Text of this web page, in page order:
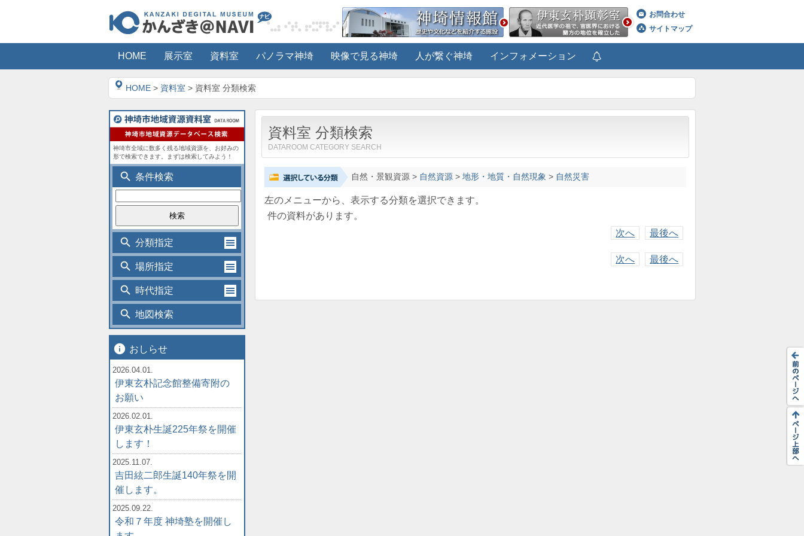
お問合わせ
サイトマップ
HOME 展示室 資料室 パノラマ神埼 映像で見る神埼 人が繋ぐ神埼 インフォメーション
HOME > 資料室 > 資料室 分類検索
資料室 分類検索
DATAROOM CATEGORY SEARCH
自然・景観資源> 自然資源> 地形・地質・自然現象 > 自然災害
左のメニューから、表示する分類を選択できます。
件の資料があります。
次へ
最後へ
次へ 最後へ
神埼市全域に数多く残る地域資源を、お好みの
形で検索できます。まずは検索してみよう！
search 条件検索
search 分類指定
search 場所指定
search 時代指定
search 地図検索
info おしらせ
2026.04.01.
伊東玄朴記念館整備寄附の
お願い
2026.02.01.
伊東玄朴生誕225年祭を開催
します！
2025.11.07.
吉田絃二郎生誕140年祭を開
催します。
2025.09.22.
令和７年度 神埼塾を開催し